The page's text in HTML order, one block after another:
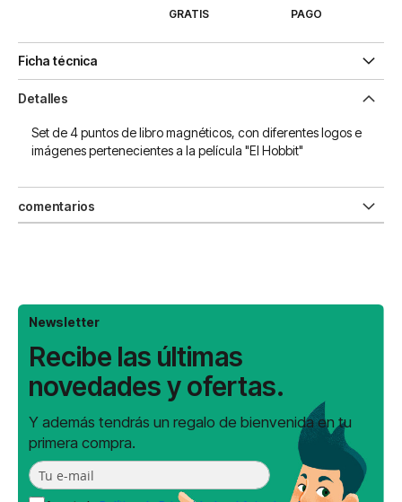
GRATIS PAGO
Ficha técnica
Detalles
Set de 4 puntos de libro magnéticos, con diferentes logos e
imágenes pertenecientes a la película "El Hobbit"
comentarios
Newsletter
Recibe las últimas
novedades y ofertas.
Y además tendrás un regalo de bienvenida en tu
primera compra.